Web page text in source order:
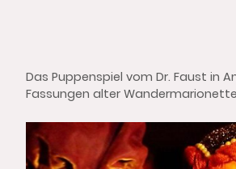
Das Puppenspiel vom Dr. Faust in
Fassungen alter